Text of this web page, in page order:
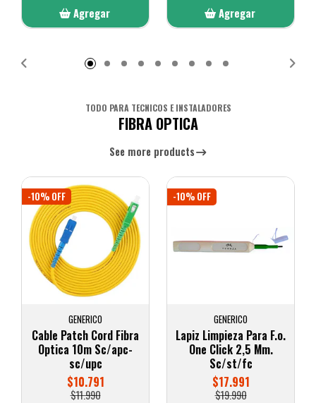
Agregar
Agregar
TODO PARA TECNICOS E INSTALADORES
FIBRA OPTICA
See more products
-10% OFF
GENERICO
Lapiz Limpieza Para F.o.
One Click 2,5 Mm.
Sc/st/fc
$17.991
$19.990
-10% OFF
GENERICA
Cable de fibra optica
FC/UPC-FC/UPC
MonoModo SM Duplex
Jumper Cable Fibra
9/125um 3mm 2 MTS